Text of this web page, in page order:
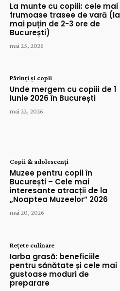
La munte cu copiii: cele mai
frumoase trasee de vară (la
mai puțin de 2-3 ore de
București)
mai 25, 2026
Părinți și copii
Unde mergem cu copiii de 1
Iunie 2026 în București
mai 22, 2026
Copii & adolescenți
Muzee pentru copii în
București – Cele mai
interesante atracții de la
„Noaptea Muzeelor” 2026
mai 20, 2026
Rețete culinare
Iarba grasă: beneficiile
pentru sănătate și cele mai
gustoase moduri de
preparare